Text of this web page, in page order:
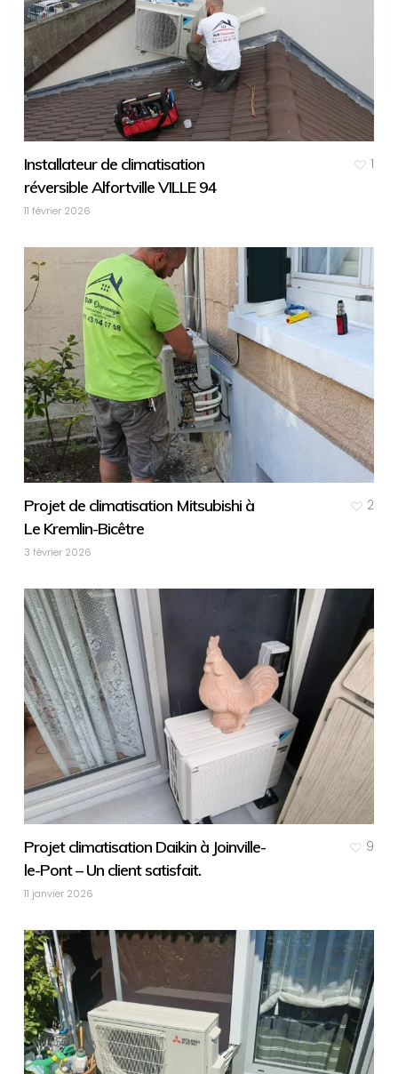
Installateur de climatisation
réversible Alfortville VILLE 94
11 février 2026
1
Projet de climatisation Mitsubishi à
Le Kremlin-Bicêtre
3 février 2026
2
Projet climatisation Daikin à Joinville-
le-Pont – Un client satisfait.
11 janvier 2026
9